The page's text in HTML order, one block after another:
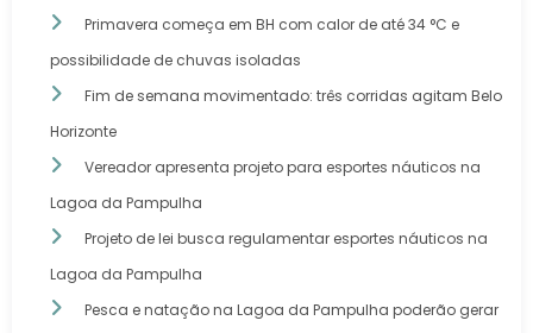
Primavera começa em BH com calor de até 34 °C e
possibilidade de chuvas isoladas
Fim de semana movimentado: três corridas agitam Belo
Horizonte
Vereador apresenta projeto para esportes náuticos na
Lagoa da Pampulha
Projeto de lei busca regulamentar esportes náuticos na
Lagoa da Pampulha
Pesca e natação na Lagoa da Pampulha poderão gerar